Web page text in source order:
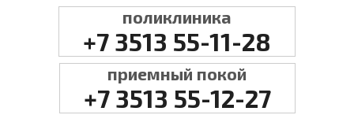
поликлиника
+7 3513 55-11-28
приемный покой
+7 3513 55-12-27